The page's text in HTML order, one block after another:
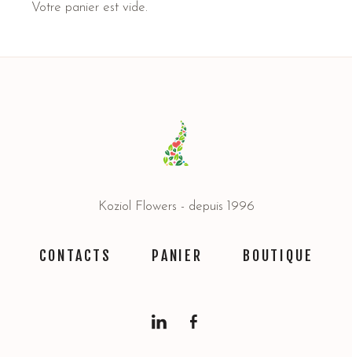
Votre panier est vide.
Koziol Flowers - depuis 1996
CONTACTS PANIER BOUTIQUE